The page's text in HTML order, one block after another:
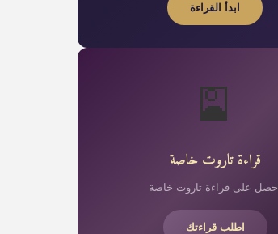
ابدأ القراءة
🎴
قراءة تاروت خاصة
احصل على قراءة تاروت خاصة
اطلب قراءتك